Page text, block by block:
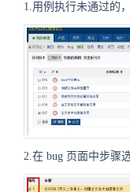
1.用例执行未通过的
2.在 bug 页面中步骤